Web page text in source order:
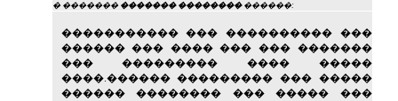
� ������� ������� ��������������:
����������� ��� ���������� ���
������ ��� ���� ��� ��� �������
��� ��������� ���� �����
����.������ ��������� ��� �����
������ �������� ��� ����� ���